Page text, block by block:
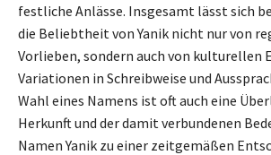
festliche Anlässe. Insgesamt lässt sich
die Beliebtheit von Yanik nicht nur von
Vorlieben, sondern auch von kulturellen
Variationen in Schreibweise und
Wahl eines Namens ist oft auch eine
Herkunft und der damit verbundenen
Namen Yanik zu einer zeitgemäßen